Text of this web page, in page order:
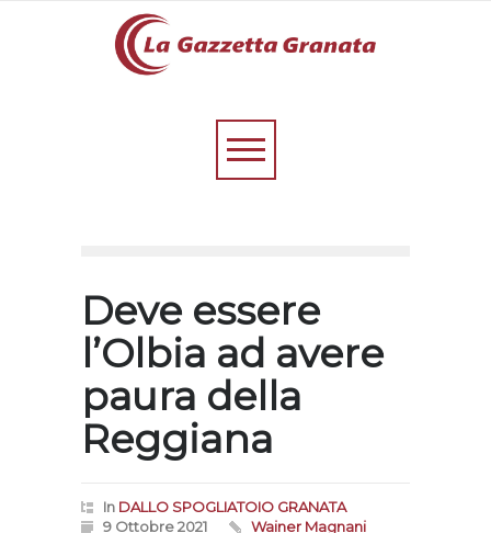
Deve essere
l’Olbia ad avere
paura della
Reggiana
In DALLO SPOGLIATOIO GRANATA
9 Ottobre 2021
Wainer Magnani